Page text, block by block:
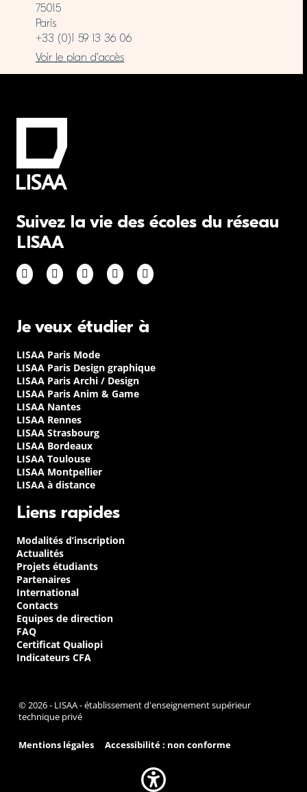
75015
Paris
+33 (0)1 59 13 36 06
Voir le plan d’accès
Suivez la vie des écoles du réseau
LISAA
Je veux étudier à
LISAA Paris Mode
LISAA Paris Design graphique
LISAA Paris Archi / Design
LISAA Paris Anim & Game
LISAA Nantes
LISAA Rennes
LISAA Strasbourg
LISAA Bordeaux
LISAA Toulouse
LISAA Montpellier
LISAA à distance
Liens rapides
Modalités d’inscription
Actualités
Projets étudiants
Partenaires
International
Contacts
Equipes de direction
FAQ
Certificat Qualiopi
Indicateurs CFA
© 2026 - LISAA - établissement d'enseignement supérieur
technique privé
Mentions légales Accessibilité : non conforme